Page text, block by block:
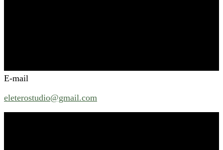
E-mail
eleterostudio@gmail.com